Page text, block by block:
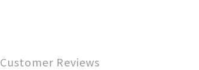
Customer Reviews